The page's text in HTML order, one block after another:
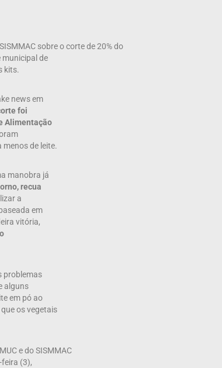
sobre o corte de 20% do
municipal de
kits.
news em
foi
Alimentação
de leite.
manobra já
recua
a
em
vitória,
problemas
alguns
em pó ao
os vegetais
e do SISMMAC
(3),